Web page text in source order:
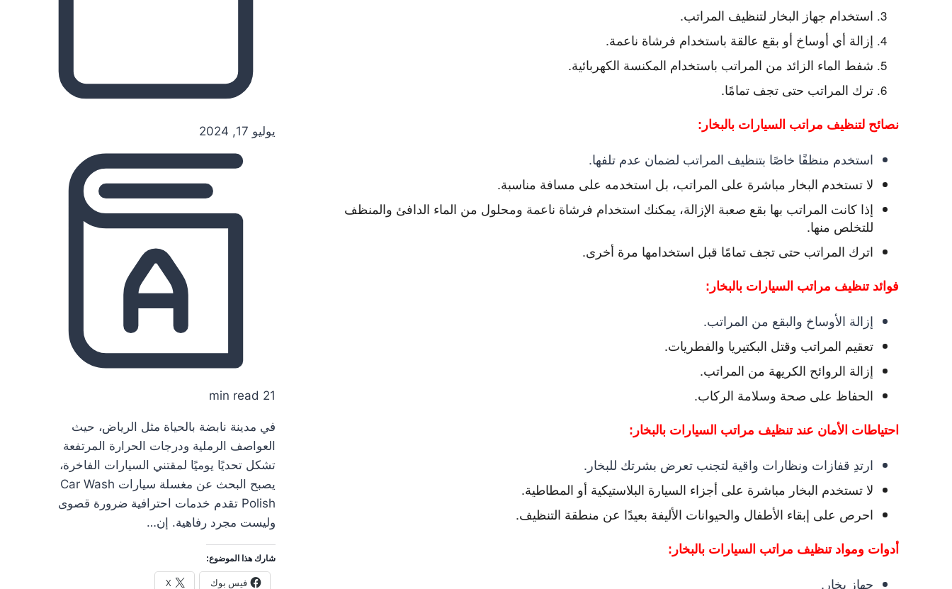
استخدام جهاز البخار لتنظيف المراتب.
إزالة أي أوساخ أو بقع عالقة باستخدام فرشاة ناعمة.
شفط الماء الزائد من المراتب باستخدام المكنسة الكهربائية.
ترك المراتب حتى تجف تمامًا.
نصائح لتنظيف مراتب السيارات بالبخار:
استخدم منظفًا خاصًا بتنظيف المراتب لضمان عدم تلفها.
لا تستخدم البخار مباشرة على المراتب، بل استخدمه على مسافة مناسبة.
إذا كانت المراتب بها بقع صعبة الإزالة، يمكنك استخدام فرشاة ناعمة ومحلول من الماء الدافئ والمنظف
للتخلص منها.
اترك المراتب حتى تجف تمامًا قبل استخدامها مرة أخرى.
فوائد تنظيف مراتب السيارات بالبخار:
إزالة الأوساخ والبقع من المراتب.
تعقيم المراتب وقتل البكتيريا والفطريات.
إزالة الروائح الكريهة من المراتب.
الحفاظ على صحة وسلامة الركاب.
احتياطات الأمان عند تنظيف مراتب السيارات بالبخار:
ارتدِ قفازات ونظارات واقية لتجنب تعرض بشرتك للبخار.
لا تستخدم البخار مباشرة على أجزاء السيارة البلاستيكية أو المطاطية.
احرص على إبقاء الأطفال والحيوانات الأليفة بعيدًا عن منطقة التنظيف.
أدوات ومواد تنظيف مراتب السيارات بالبخار:
جهاز بخار.
يوليو 17, 2024
21 min read
في مدينة نابضة بالحياة مثل الرياض، حيث
العواصف الرملية ودرجات الحرارة المرتفعة
تشكل تحديًا يوميًا لمقتني السيارات الفاخرة،
يصبح البحث عن مغسلة سيارات Car Wash
Polish تقدم خدمات احترافية ضرورة قصوى
وليست مجرد رفاهية. إن…
شارك هذا الموضوع:
فيس بوك X